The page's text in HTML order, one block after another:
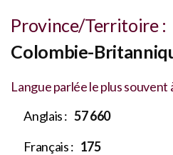
Province/Territoire :
Colombie-
Langue parlée le plus souvent
Anglais : 57 660
Français : 175